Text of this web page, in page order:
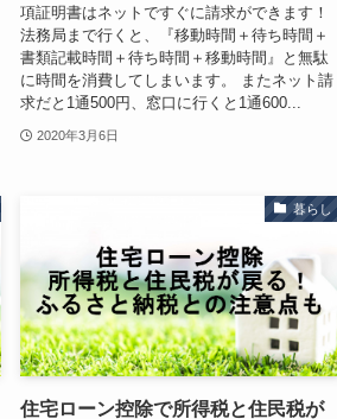
項証明書はネットですぐに請求ができます！
法務局まで行くと、『移動時間＋待ち時間＋
書類記載時間＋待ち時間＋移動時間』と無駄
に時間を消費してしまいます。 またネット請
求だと1通500円、窓口に行くと1通600...
2020年3月6日
暮らし
住宅ローン控除で所得税と住民税が